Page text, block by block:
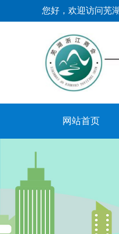
您好，欢迎访问芜
网站首页